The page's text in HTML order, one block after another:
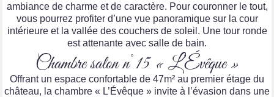
ambiance de charme et de caractère. Pour couronner le tout,
vous pourrez profiter d’une vue panoramique sur la cour
intérieure et la vallée des couchers de soleil. Une tour ronde
est attenante avec salle de bain.
Chambre salon n°15 « L’Évêque »
Offrant un espace confortable de 47m² au premier étage du
château, la chambre « L’Évêque » invite à l’évasion dans une